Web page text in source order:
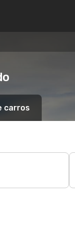
carros